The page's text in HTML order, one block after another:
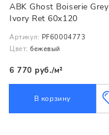
ABK Ghost Boiserie Grey
Ivory Ret 60x120
Артикул: PF60004773
Цвет: бежевый
6 770 руб./м²
В корзину